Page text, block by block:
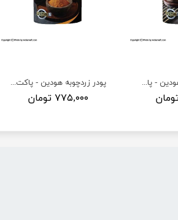
پودر زردچوبه هودین - پاکت یک کیلویی
۷۷۵,۰۰۰ تومان
پودر فلفل سیاه هودین - پاکت یک کیلویی